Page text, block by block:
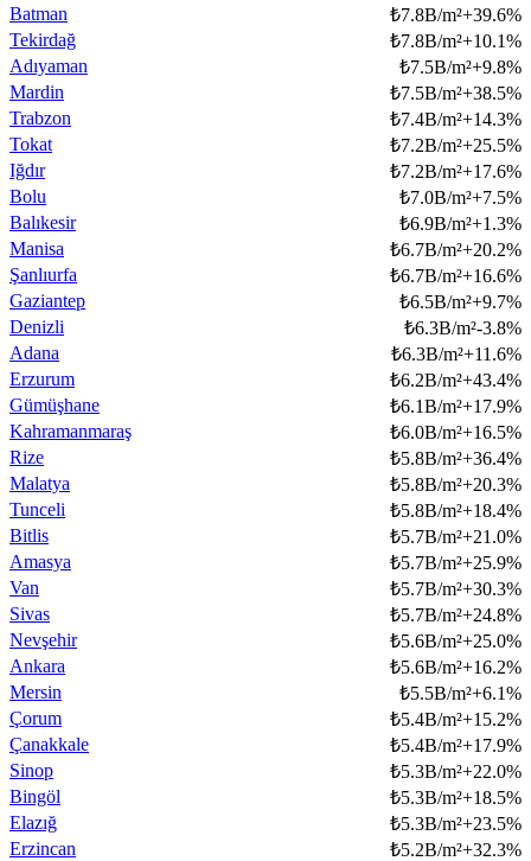
Batman
₺7.8B/m²+39.6%
Tekirdağ
₺7.8B/m²+10.1%
Adıyaman
₺7.5B/m²+9.8%
Mardin
₺7.5B/m²+38.5%
Trabzon
₺7.4B/m²+14.3%
Tokat
₺7.2B/m²+25.5%
Iğdır
₺7.2B/m²+17.6%
Bolu
₺7.0B/m²+7.5%
Balıkesir
₺6.9B/m²+1.3%
Manisa
₺6.7B/m²+20.2%
Şanlıurfa
₺6.7B/m²+16.6%
Gaziantep
₺6.5B/m²+9.7%
Denizli
₺6.3B/m²-3.8%
Adana
₺6.3B/m²+11.6%
Erzurum
₺6.2B/m²+43.4%
Gümüşhane
₺6.1B/m²+17.9%
Kahramanmaraş
₺6.0B/m²+16.5%
Rize
₺5.8B/m²+36.4%
Malatya
₺5.8B/m²+20.3%
Tunceli
₺5.8B/m²+18.4%
Bitlis
₺5.7B/m²+21.0%
Amasya
₺5.7B/m²+25.9%
Van
₺5.7B/m²+30.3%
Sivas
₺5.7B/m²+24.8%
Nevşehir
₺5.6B/m²+25.0%
Ankara
₺5.6B/m²+16.2%
Mersin
₺5.5B/m²+6.1%
Çorum
₺5.4B/m²+15.2%
Çanakkale
₺5.4B/m²+17.9%
Sinop
₺5.3B/m²+22.0%
Bingöl
₺5.3B/m²+18.5%
Elazığ
₺5.3B/m²+23.5%
Erzincan
₺5.2B/m²+32.3%